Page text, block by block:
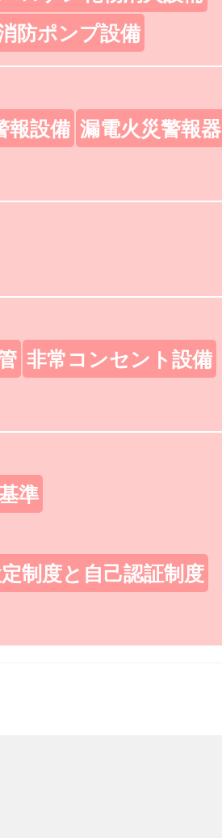
防ポンプ設備
報設備 漏電火災警報器
非常コンセント設備
準
制度と自己認証制度